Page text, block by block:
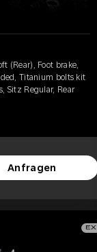
(Rear), Foot brake,
Titanium bolts kit
Sitz Regular, Rear
Anfragen
EX